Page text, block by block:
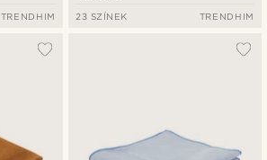
TRENDHIM 23 SZÍNEK TRENDHIM